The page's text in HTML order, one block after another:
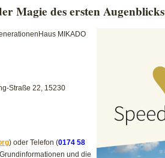
Magie des ersten Augenblicks
MIKADO
Straße 22, 15230
) oder Telefon (0174 58
und die